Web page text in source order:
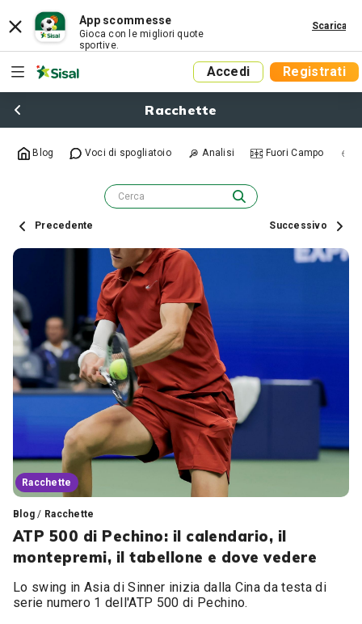
App scommesse
Gioca con le migliori quote
sportive.
Scarica
Accedi Registrati
Racchette
Blog Voci di spogliatoio Analisi Fuori Campo
Precedente Successivo
Racchette
Blog / Racchette
ATP 500 di Pechino: il calendario, il
montepremi, il tabellone e dove vedere
Lo swing in Asia di Sinner inizia dalla Cina da testa di
serie numero 1 dell'ATP 500 di Pechino.